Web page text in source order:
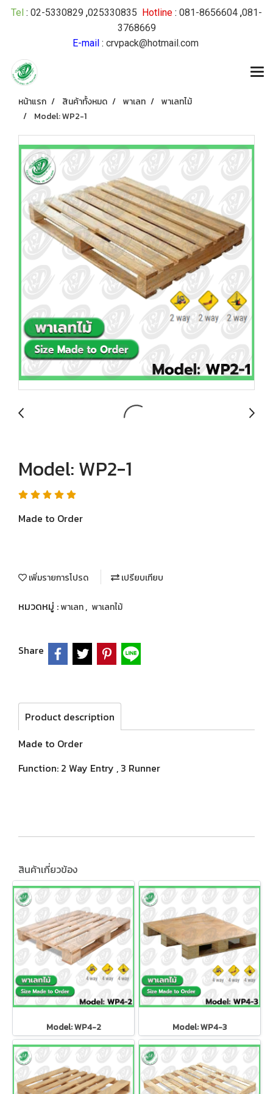
Tel : 02-5330829 ,025330835 Hotline : 081-8656604 ,081-
3768669
E-mail: crvpack@hotmail.com
หน้าแรก สินค้าทั้งหมด พาเลท
พาเลทไม้
Model: WP2-1
Model: WP2-1
Made to Order
เพิ่มรายการโปรด เปรียบเทียบ
หมวดหมู่ :พาเลท, พาเลทไม้
Share
Product description
Made to Order
Function: 2 Way Entry , 3 Runner
สินค้าเกี่ยวข้อง
Model: WP4-2 Model: WP4-3